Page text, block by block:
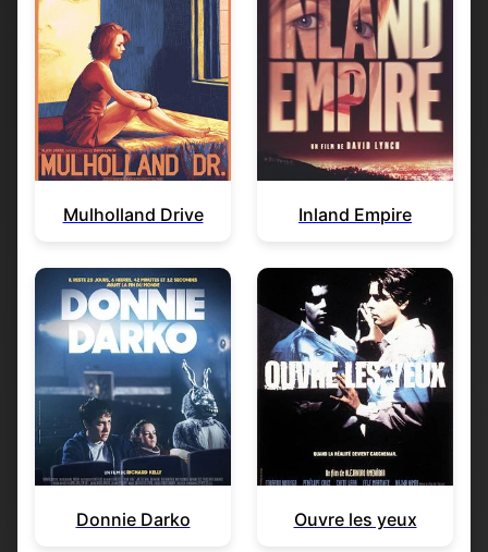
Mulholland Drive Inland Empire
Donnie Darko Ouvre les yeux